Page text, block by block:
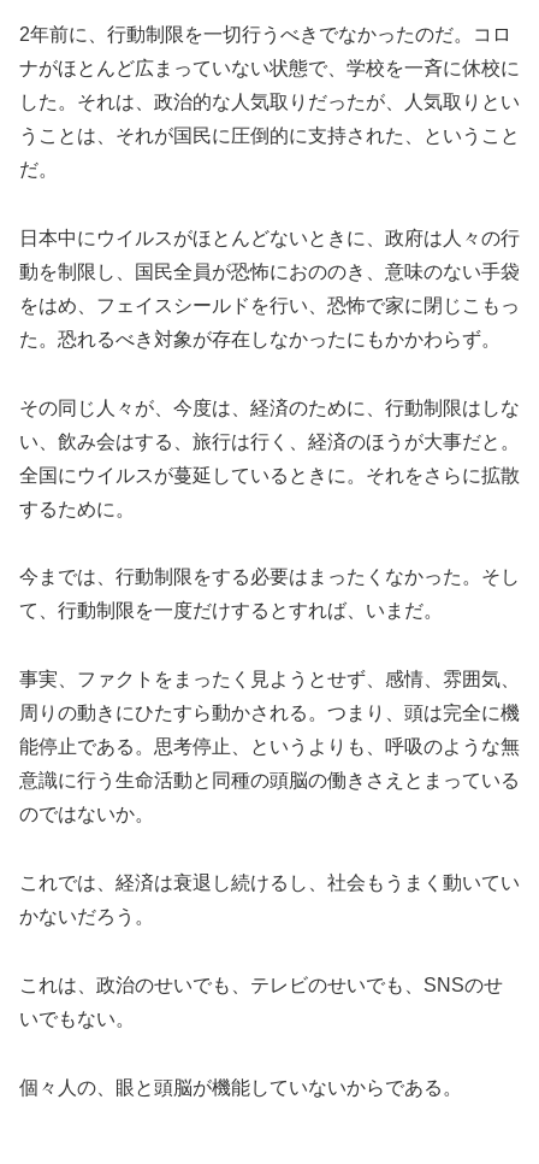
2年前に、行動制限を一切行うべきでなかったのだ。コロ
ナがほとんど広まっていない状態で、学校を一斉に休校に
した。それは、政治的な人気取りだったが、人気取りとい
うことは、それが国民に圧倒的に支持された、ということ
だ。
日本中にウイルスがほとんどないときに、政府は人々の行
動を制限し、国民全員が恐怖におののき、意味のない手袋
をはめ、フェイスシールドを行い、恐怖で家に閉じこもっ
た。恐れるべき対象が存在しなかったにもかかわらず。
その同じ人々が、今度は、経済のために、行動制限はしな
い、飲み会はする、旅行は行く、経済のほうが大事だと。
全国にウイルスが蔓延しているときに。それをさらに拡散
するために。
今までは、行動制限をする必要はまったくなかった。そし
て、行動制限を一度だけするとすれば、いまだ。
事実、ファクトをまったく見ようとせず、感情、雰囲気、
周りの動きにひたすら動かされる。つまり、頭は完全に機
能停止である。思考停止、というよりも、呼吸のような無
意識に行う生命活動と同種の頭脳の働きさえとまっている
のではないか。
これでは、経済は衰退し続けるし、社会もうまく動いてい
かないだろう。
これは、政治のせいでも、テレビのせいでも、SNSのせ
いでもない。
個々人の、眼と頭脳が機能していないからである。